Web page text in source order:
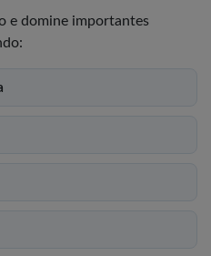
e domine importantes